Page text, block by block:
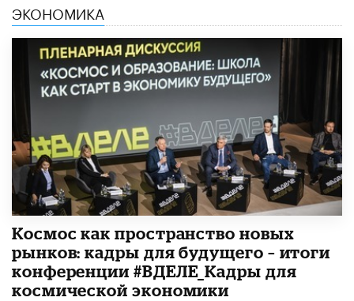
ЭКОНОМИКА
Космос как пространство новых
рынков: кадры для будущего – итоги
конференции #ВДЕЛЕ_Кадры для
космической экономики